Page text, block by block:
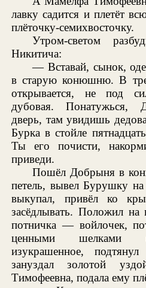
лавку садится и плетёт
плёточку-семихвосточку.
Утром-светом
Никитича:
— Вставай, сынок,
в старую конюшню. В
открывается, не под
дубовая. Понатужься,
дверь, там увидишь
Бурка в стойле
Ты его почисти,
приведи.
Пошёл Добрыня в
петель, вывел Бурушку на
выкупал, привёл ко
засёдлывать. Положил на
потничка — войлочек,
ценными шелками
изукрашенное,
зануздал золотой
Тимофеевна, подала ему